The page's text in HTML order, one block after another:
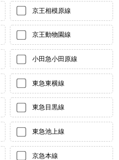
京王相模原線
京王動物園線
小田急小田原線
東急東横線
東急目黒線
東急池上線
京急本線